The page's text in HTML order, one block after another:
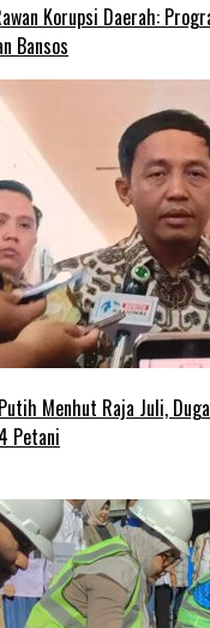
Korupsi Daerah:
Bansos
Menhut Raja Juli,
Petani